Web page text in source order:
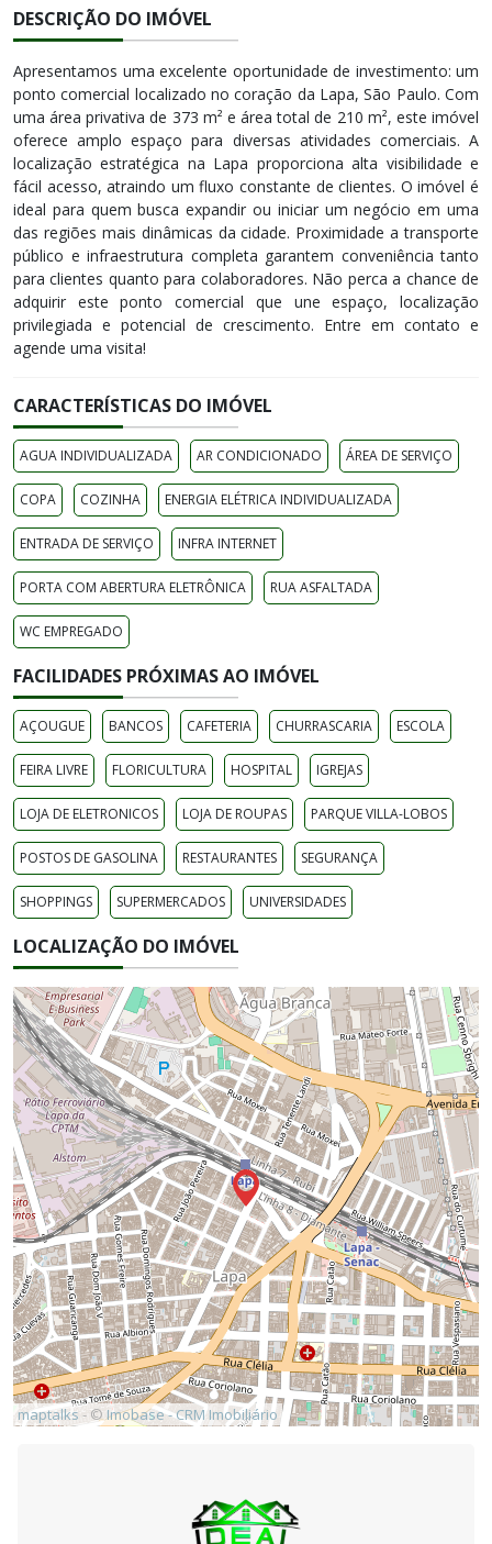
DESCRIÇÃO DO IMÓVEL
Apresentamos uma excelente oportunidade de investimento: um
ponto comercial localizado no coração da Lapa, São Paulo. Com
uma área privativa de 373 m² e área total de 210 m², este imóvel
oferece amplo espaço para diversas atividades comerciais. A
localização estratégica na Lapa proporciona alta visibilidade e
fácil acesso, atraindo um fluxo constante de clientes. O imóvel é
ideal para quem busca expandir ou iniciar um negócio em uma
das regiões mais dinâmicas da cidade. Proximidade a transporte
público e infraestrutura completa garantem conveniência tanto
para clientes quanto para colaboradores. Não perca a chance de
adquirir este ponto comercial que une espaço, localização
privilegiada e potencial de crescimento. Entre em contato e
agende uma visita!
CARACTERÍSTICAS DO IMÓVEL
AGUA INDIVIDUALIZADA AR CONDICIONADO ÁREA DE SERVIÇO
COPA COZINHA ENERGIA ELÉTRICA INDIVIDUALIZADA
ENTRADA DE SERVIÇO INFRA INTERNET
PORTA COM ABERTURA ELETRÔNICA RUA ASFALTADA
WC EMPREGADO
FACILIDADES PRÓXIMAS AO IMÓVEL
AÇOUGUE BANCOS CAFETERIA CHURRASCARIA ESCOLA
FEIRA LIVRE FLORICULTURA HOSPITAL IGREJAS
LOJA DE ELETRONICOS LOJA DE ROUPAS PARQUE VILLA-LOBOS
POSTOS DE GASOLINA RESTAURANTES SEGURANÇA
SHOPPINGS SUPERMERCADOS UNIVERSIDADES
LOCALIZAÇÃO DO IMÓVEL
maptalks - ©Imobase - CRM Imobiliário